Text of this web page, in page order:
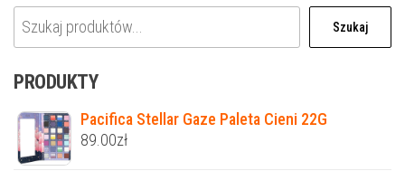
Szukaj
PRODUKTY
Pacifica Stellar Gaze Paleta Cieni 22G
89.00zł